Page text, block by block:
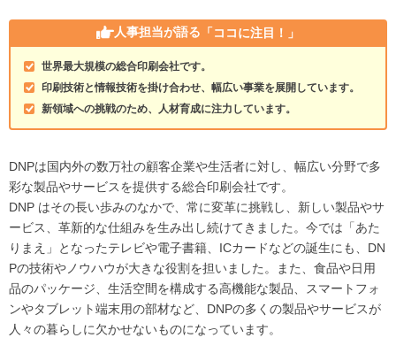
人事担当が語る 「ココに注目！」
世界最大規模の総合印刷会社です。
印刷技術と情報技術を掛け合わせ、幅広い事業を展開しています。
新領域への挑戦のため、人材育成に注力しています。
DNPは国内外の数万社の顧客企業や生活者に対し、幅広い分野で多
彩な製品やサービスを提供する総合印刷会社です。
DNP はその長い歩みのなかで、常に変革に挑戦し、新しい製品やサ
ービス、革新的な仕組みを生み出し続けてきました。今では「あた
りまえ」となったテレビや電子書籍、ICカードなどの誕生にも、DN
Pの技術やノウハウが大きな役割を担いました。また、食品や日用
品のパッケージ、生活空間を構成する高機能な製品、スマートフォ
ンやタブレット端末用の部材など、DNPの多くの製品やサービスが
人々の暮らしに欠かせないものになっています。